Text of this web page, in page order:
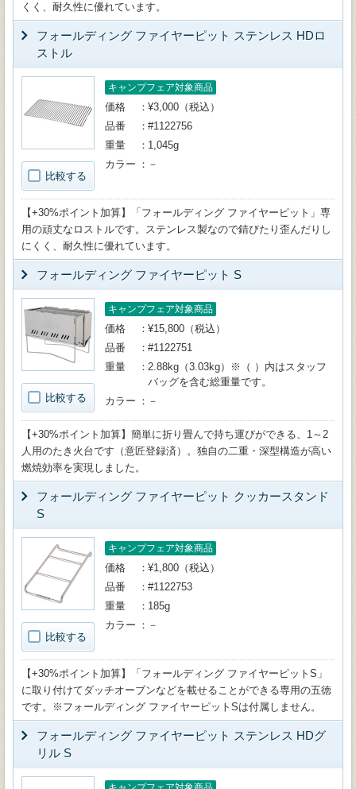
くく、耐久性に優れています。
フォールディング ファイヤーピット ステンレス HDロ
ストル
比較する
キャンプフェア対象商品
価格
¥3,000（税込）
品番
#1122756
重量
1,045g
カラー
－
【+30%ポイント加算】「フォールディング ファイヤーピット」専
用の頑丈なロストルです。ステンレス製なので錆びたり歪んだりし
にくく、耐久性に優れています。
フォールディング ファイヤーピット S
比較する
キャンプフェア対象商品
価格
¥15,800（税込）
品番
#1122751
重量
2.88kg（3.03kg）※（ ）内はスタッフ
バッグを含む総重量です。
カラー
－
【+30%ポイント加算】簡単に折り畳んで持ち運びができる、1～2
人用のたき火台です（意匠登録済）。独自の二重・深型構造が高い
燃焼効率を実現しました。
フォールディング ファイヤーピット クッカースタンド
S
比較する
キャンプフェア対象商品
価格
¥1,800（税込）
品番
#1122753
重量
185g
カラー
－
【+30%ポイント加算】「フォールディング ファイヤーピットS」
に取り付けてダッチオーブンなどを載せることができる専用の五徳
です。※フォールディング ファイヤーピットSは付属しません。
フォールディング ファイヤーピット ステンレス HDグ
リル S